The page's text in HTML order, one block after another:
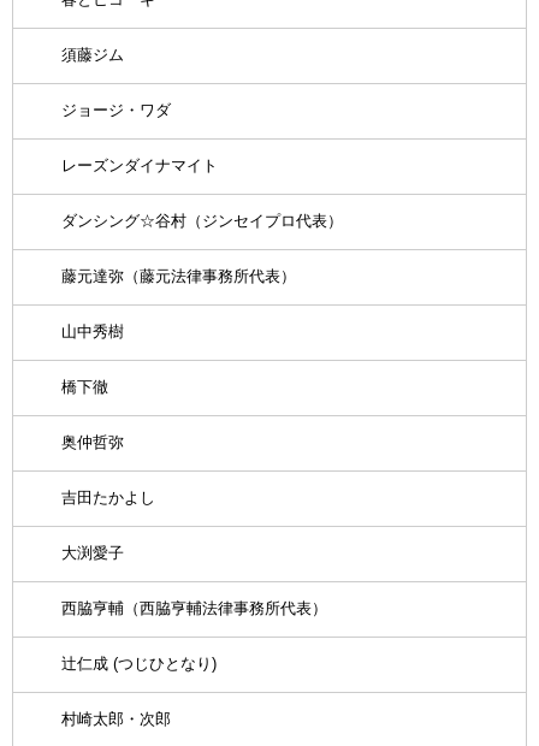
須藤ジム
ジョージ・ワダ
レーズンダイナマイト
ダンシング☆谷村（ジンセイプロ代表）
藤元達弥（藤元法律事務所代表）
山中秀樹
橋下徹
奥仲哲弥
吉田たかよし
大渕愛子
西脇亨輔（西脇亨輔法律事務所代表）
辻仁成 (つじひとなり)
村崎太郎・次郎